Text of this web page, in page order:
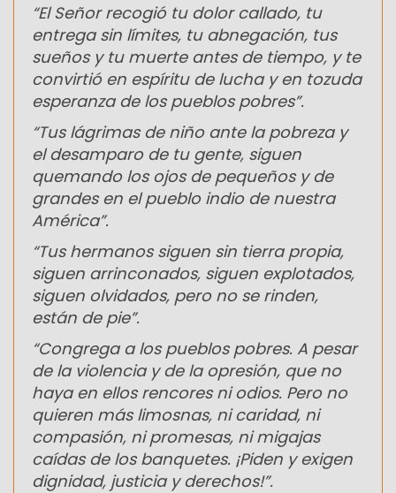
“El Señor recogió tu dolor callado, tu
entrega sin límites, tu abnegación, tus
sueños y tu muerte antes de tiempo, y te
convirtió en espíritu de lucha y en tozuda
esperanza de los pueblos pobres”.
“Tus lágrimas de niño ante la pobreza y
el desamparo de tu gente, siguen
quemando los ojos de pequeños y de
grandes en el pueblo indio de nuestra
América”.
“Tus hermanos siguen sin tierra propia,
siguen arrinconados, siguen explotados,
siguen olvidados, pero no se rinden,
están de pie”.
“Congrega a los pueblos pobres. A pesar
de la violencia y de la opresión, que no
haya en ellos rencores ni odios. Pero no
quieren más limosnas, ni caridad, ni
compasión, ni promesas, ni migajas
caídas de los banquetes. ¡Piden y exigen
dignidad, justicia y derechos!”.